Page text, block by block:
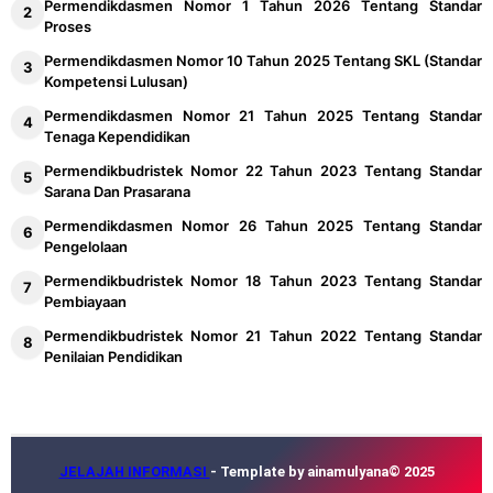
Permendikdasmen Nomor 1 Tahun 2026 Tentang Standar
Proses
Permendikdasmen Nomor 10 Tahun 2025 Tentang SKL (Standar
Kompetensi Lulusan)
Permendikdasmen Nomor 21 Tahun 2025 Tentang Standar
Tenaga Kependidikan
Permendikbudristek Nomor 22 Tahun 2023 Tentang Standar
Sarana Dan Prasarana
Permendikdasmen Nomor 26 Tahun 2025 Tentang Standar
Pengelolaan
Permendikbudristek Nomor 18 Tahun 2023 Tentang Standar
Pembiayaan
Permendikbudristek Nomor 21 Tahun 2022 Tentang Standar
Penilaian Pendidikan
JELAJAH INFORMASI - Template by ainamulyana© 2025